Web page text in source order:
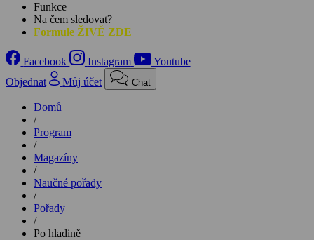
Funkce
Na čem sledovat?
Formule ŽIVĚ ZDE
Facebook Instagram
Youtube
Objednat
Můj účet Chat
Domů
/
Program
/
Magazíny
/
Naučné pořady
/
Pořady
/
Po hladině